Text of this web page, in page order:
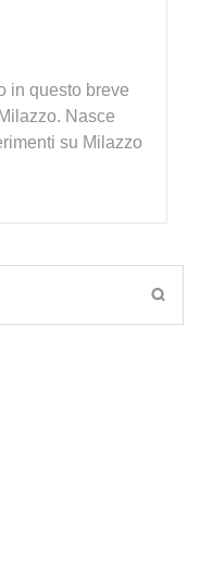
in questo breve
Nasce
su Milazzo